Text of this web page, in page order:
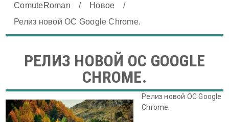
ComuteRoman / Новое
/
Релиз новой ОС Google Chrome.
РЕЛИЗ НОВОЙ ОС GOOGLE
CHROME.
Релиз новой ОС Google
Chrome.